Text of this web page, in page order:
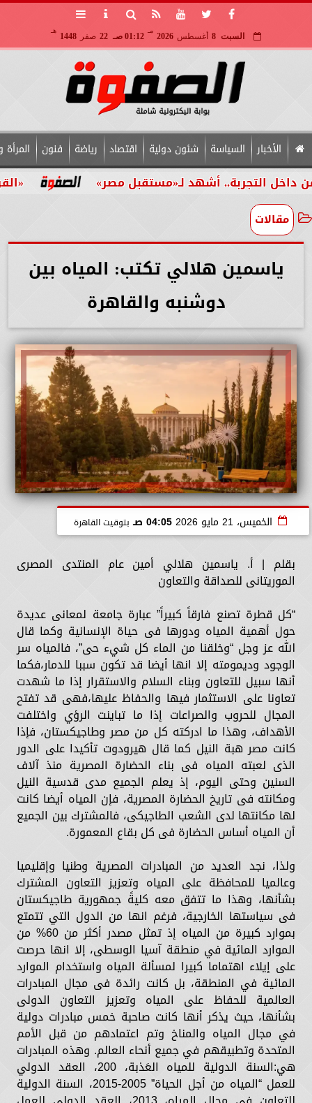
السبت 8 أغسطس 2026
مـ
01:12 صـ 22 صفر 1448
هـ
الأخبار السياسة شئون دولية اقتصاد رياضة فنون
«القومي أشهد لـ«مستقبل مصر»
مقالات
ياسمين هلالي تكتب: المياه بين
دوشنبه والقاهرة
الخميس، 21 مايو 2026 04:05 صـ بتوقيت القاهرة
بقلم | أ. ياسمين هلالي أمين عام المنتدى المصرى
الموريتانى للصداقة والتعاون
“كل قطرة تصنع فارقاً كبيراً” عبارة جامعة لمعانى عديدة
حول أهمية المياه ودورها فى حياة الإنسانية وكما قال
الله عز وجل “وخلقنا من الماء كل شيء حى”، فالمياه سر
الوجود وديمومته إلا انها أيضا قد تكون سببا للدمار،فكما
أنها سبيل للتعاون وبناء السلام والاستقرار إذا ما شهدت
تعاونا على الاستثمار فيها والحفاظ عليها،فهى قد تفتح
المجال للحروب والصراعات إذا ما تباينت الرؤي واختلفت
الأهداف، وهذا ما ادركته كل من مصر وطاجيكستان، فإذا
كانت مصر هبة النيل كما قال هيرودوت تأكيدا على الدور
الذى لعبته المياه فى بناء الحضارة المصرية منذ آلاف
السنين وحتى اليوم، إذ يعلم الجميع مدى قدسية النيل
ومكانته فى تاريخ الحضارة المصرية، فإن المياه أيضا كانت
لها مكانتها لدى الشعب الطاجيكى، فالمشترك بين الجميع
أن المياه أساس الحضارة فى كل بقاع المعمورة.
ولذا، نجد العديد من المبادرات المصرية وطنيا وإقليميا
وعالميا للمحافظة على المياه وتعزيز التعاون المشترك
بشأنها، وهذا ما تتفق معه كليةً جمهورية طاجيكستان
فى سياستها الخارجية، فرغم انها من الدول التي تتمتع
بموارد كبيرة من المياه إذ تمثل مصدر أكثر من 60% من
الموارد المائية في منطقة آسيا الوسطى، إلا انها حرصت
على إيلاء اهتماما كبيرا لمسألة المياه واستخدام الموارد
المائية في المنطقة، بل كانت رائدة فى مجال المبادرات
العالمية للحفاظ على المياه وتعزيز التعاون الدولى
بشأنها، حيث يذكر أنها كانت صاحبة خمس مبادرات دولية
في مجال المياه والمناخ وتم اعتمادهم من قبل الأمم
المتحدة وتطبيقهم في جميع أنحاء العالم. وهذه المبادرات
هي:السنة الدولية للمياه العَذبة، 200، العقد الدولي
للعمل “المياه من أجل الحياة” 2005-2015، السنة الدولية